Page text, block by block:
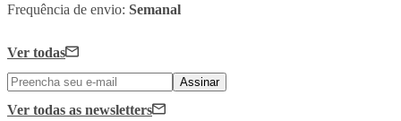
Frequência de envio: Semanal
Ver todas
Assinar
Ver todas as newsletters